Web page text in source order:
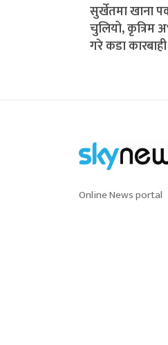
सुर्खेतमा खाना
चुलियो, कृत्रिम
गरे कडा
Online News portal